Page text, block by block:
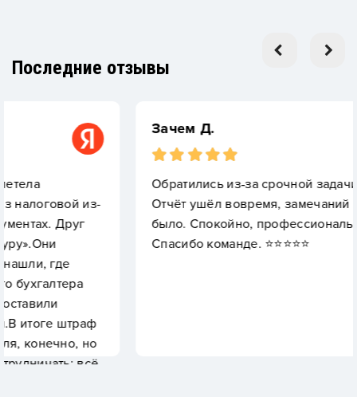
Последние отзывы
Зачем Д.
Обратились из‑за срочной задачи — не
Отчёт ушёл вовремя, замечаний от налоговой
было. Спокойно, профессионально, без суеты.
Спасибо команде. ⭐️⭐️⭐️⭐️⭐️